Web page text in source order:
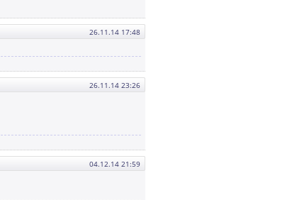
26.11.14 17:48
26.11.14 23:26
04.12.14 21:59